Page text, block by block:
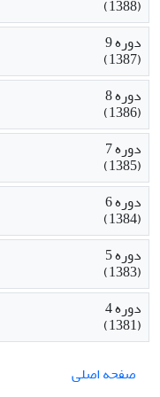
(1388)
دوره 9
(1387)
دوره 8
(1386)
دوره 7
(1385)
دوره 6
(1384)
دوره 5
(1383)
دوره 4
(1381)
صفحه اصلی